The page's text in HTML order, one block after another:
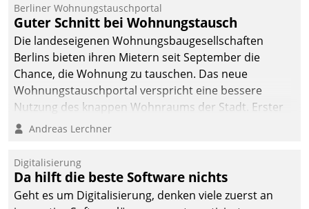
Berliner Wohnungstauschportal
Guter Schnitt bei Wohnungstausch
Die landeseigenen Wohnungsbaugesellschaften
Berlins bieten ihren Mietern seit September die
Chance, die Wohnung zu tauschen. Das neue
Wohnungstauschportal verspricht eine bessere
Nutzung des knappen Wohnraums der Stadt. Erster
Anwendungsfall für Datatrains Lösung API-Hub mit
Unternehmen.
Andreas Lerchner
Digitalisierung
Da hilft die beste Software nichts
Geht es um Digitalisierung, denken viele zuerst an